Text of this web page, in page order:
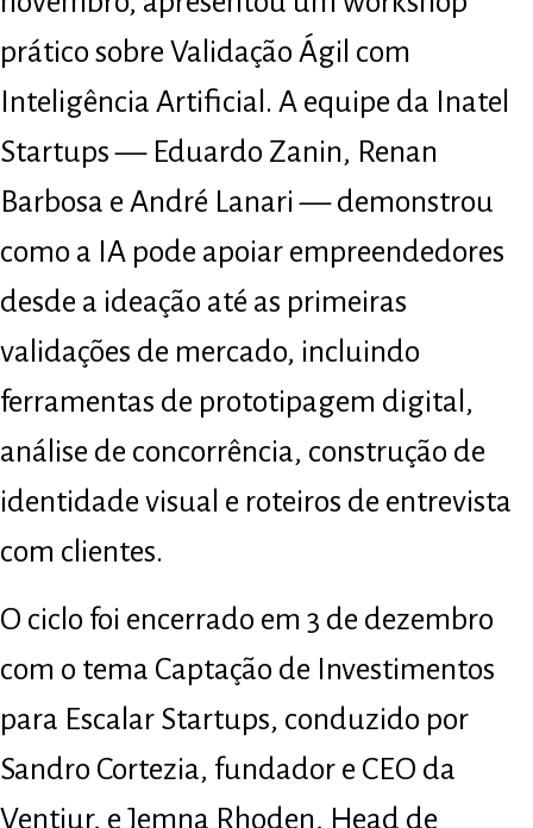
prático sobre Validação Ágil com
Inteligência Artificial. A equipe da Inatel
Startups — Eduardo Zanin, Renan
Barbosa e André Lanari — demonstrou
como a IA pode apoiar empreendedores
desde a ideação até as primeiras
validações de mercado, incluindo
ferramentas de prototipagem digital,
análise de concorrência, construção de
identidade visual e roteiros de entrevista
com clientes.
O ciclo foi encerrado em 3 de dezembro
com o tema Captação de Investimentos
para Escalar Startups, conduzido por
Sandro Cortezia, fundador e CEO da
Ventiur, e Jemna Rhoden, Head de